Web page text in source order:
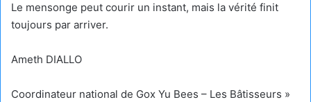
Le mensonge peut courir un instant, mais la vérité finit
toujours par arriver.
Ameth DIALLO
Coordinateur national de Gox Yu Bees – Les Bâtisseurs »